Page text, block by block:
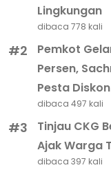
Lingkungan
dibaca 778 kali
#2
Pemkot
Persen,
Pesta
dibaca 497 kali
#3
Tinjau CKG
Ajak Warga
dibaca 397 kali